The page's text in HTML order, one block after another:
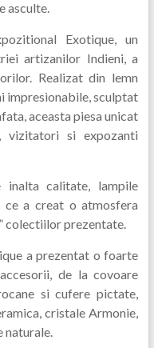
asculte.
Exotique, un
artizanilor Indieni, a
Realizat din lemn
impresionabile, sculptat
aceasta piesa unicat
si expozanti
calitate, lampile
ce a creat o atmosfera
colectiilor prezentate.
a prezentat o foarte
de la covoare
si cufere pictate,
cristale Armonie,
naturale.